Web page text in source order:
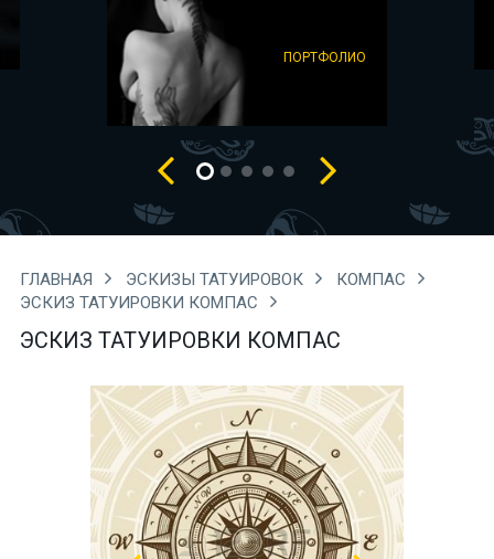
ПОРТФОЛИО
ГЛАВНАЯ ЭСКИЗЫ ТАТУИРОВОК
КОМПАС
ЭСКИЗ ТАТУИРОВКИ КОМПАС
ЭСКИЗ ТАТУИРОВКИ КОМПАС